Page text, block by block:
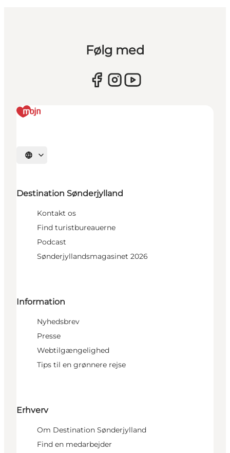
Følg med
Vælg sprog
Destination Sønderjylland
Kontakt os
Find turistbureauerne
Podcast
Sønderjyllandsmagasinet 2026
Information
Nyhedsbrev
Presse
Webtilgængelighed
Tips til en grønnere rejse
Erhverv
Om Destination Sønderjylland
Find en medarbejder